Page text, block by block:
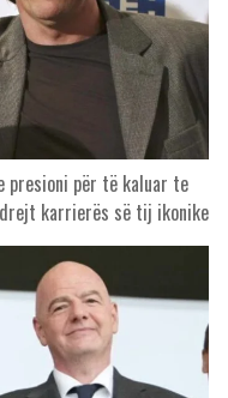
presioni për të kaluar te
karrierës së tij ikonike